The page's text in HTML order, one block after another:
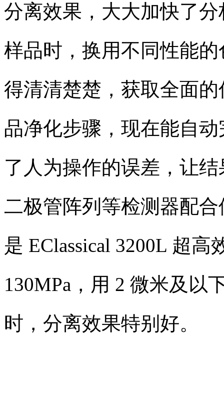
分离效果，大大加快了
样品时，换用不同性能
得清清楚楚，获取全面
品净化步骤，现在能自
了人为操作的误差，让
二极管阵列等检测器配
是 EClassical 3200L 超
130MPa，用 2 微米及以
时，分离效果特别好。